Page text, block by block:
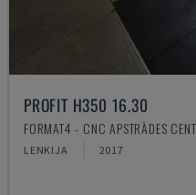
PROFIT H350 16.30
FORMAT4 - CNC APSTRĀDES
LENKIJA 2017